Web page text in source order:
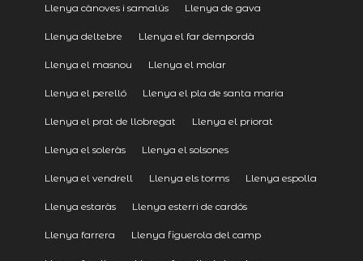
Llenya cànoves i samalús Llenya de gava
Llenya deltebre Llenya el far dempordà
Llenya el masnou Llenya el molar
Llenya el perelló Llenya el pla de santa maria
Llenya el prat de llobregat Llenya el priorat
Llenya el soleràs Llenya el solsones
Llenya el vendrell Llenya els torms Llenya espolla
Llenya estaràs Llenya esterri de cardós
Llenya farrera Llenya figuerola del camp